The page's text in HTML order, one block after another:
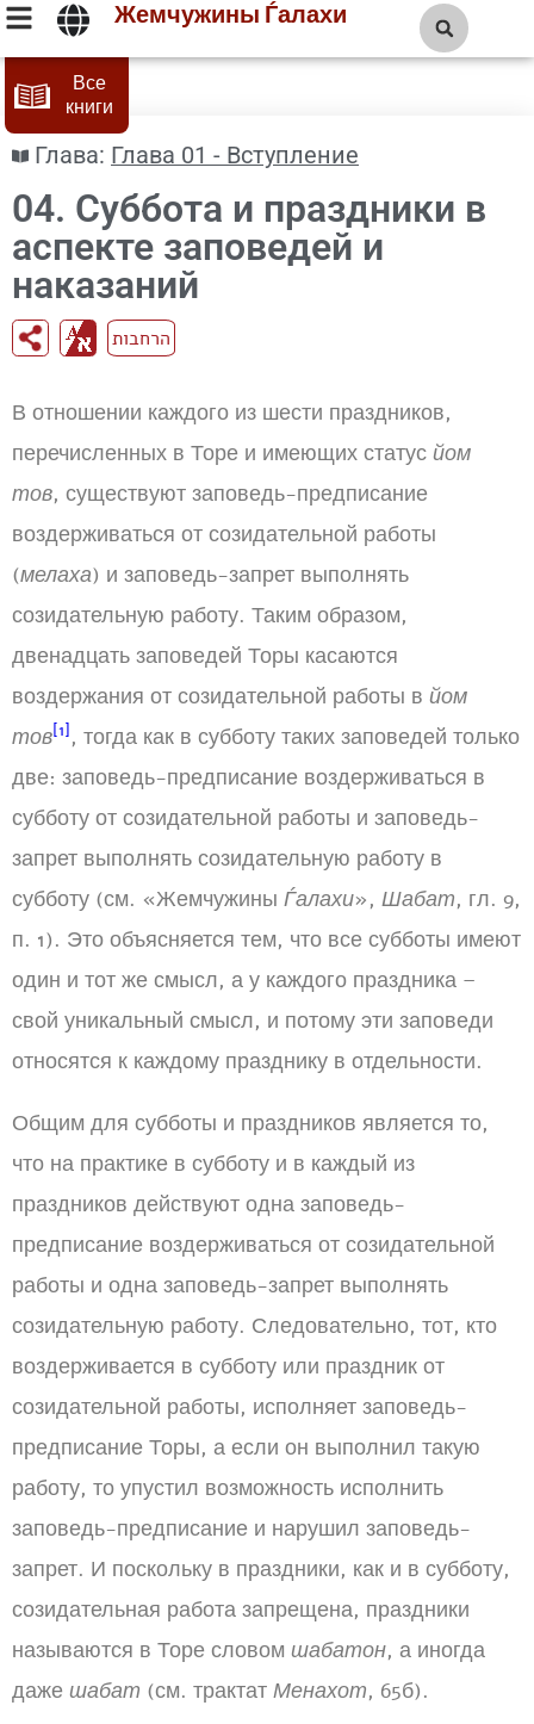
Жемчужины Ѓалахи
Все
книги
Глава: Глава 01 - Вступление
04. Суббота и праздники в
аспекте заповедей и
наказаний
הרחבות
В отношении каждого из шести праздников,
перечисленных в Торе и имеющих статус йом
тов, существуют заповедь-предписание
воздерживаться от созидательной работы
(мелаха) и заповедь-запрет выполнять
созидательную работу. Таким образом,
двенадцать заповедей Торы касаются
воздержания от созидательной работы в йом
тов[1] , тогда как в субботу таких заповедей только
две: заповедь-предписание воздерживаться в
субботу от созидательной работы и заповедь-
запрет выполнять созидательную работу в
субботу (см. «Жемчужины Ѓалахи», Шабат, гл. 9,
п. 1). Это объясняется тем, что все субботы имеют
один и тот же смысл, а у каждого праздника –
свой уникальный смысл, и потому эти заповеди
относятся к каждому празднику в отдельности.
Общим для субботы и праздников является то,
что на практике в субботу и в каждый из
праздников действуют одна заповедь-
предписание воздерживаться от созидательной
работы и одна заповедь-запрет выполнять
созидательную работу. Следовательно, тот, кто
воздерживается в субботу или праздник от
созидательной работы, исполняет заповедь-
предписание Торы, а если он выполнил такую
работу, то упустил возможность исполнить
заповедь-предписание и нарушил заповедь-
запрет. И поскольку в праздники, как и в субботу,
созидательная работа запрещена, праздники
называются в Торе словом шабатон, а иногда
даже шабат (см. трактат Менахот, 65б).